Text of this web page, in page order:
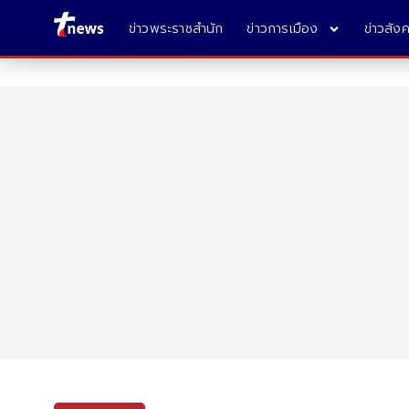
ข่าวพระราชสำนัก ข่าวการเมือง ข่าวสัง